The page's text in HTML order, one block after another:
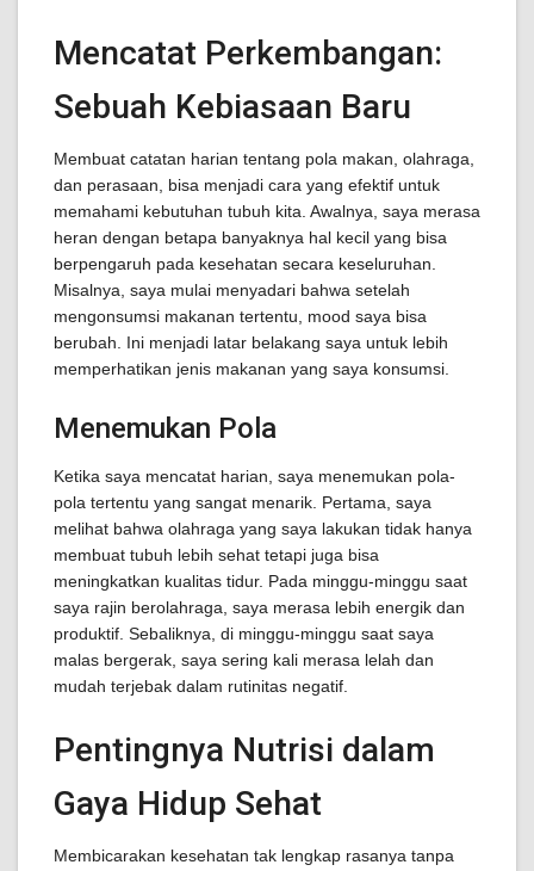
Mencatat Perkembangan:
Sebuah Kebiasaan Baru
Membuat catatan harian tentang pola makan, olahraga,
dan perasaan, bisa menjadi cara yang efektif untuk
memahami kebutuhan tubuh kita. Awalnya, saya merasa
heran dengan betapa banyaknya hal kecil yang bisa
berpengaruh pada kesehatan secara keseluruhan.
Misalnya, saya mulai menyadari bahwa setelah
mengonsumsi makanan tertentu, mood saya bisa
berubah. Ini menjadi latar belakang saya untuk lebih
memperhatikan jenis makanan yang saya konsumsi.
Menemukan Pola
Ketika saya mencatat harian, saya menemukan pola-
pola tertentu yang sangat menarik. Pertama, saya
melihat bahwa olahraga yang saya lakukan tidak hanya
membuat tubuh lebih sehat tetapi juga bisa
meningkatkan kualitas tidur. Pada minggu-minggu saat
saya rajin berolahraga, saya merasa lebih energik dan
produktif. Sebaliknya, di minggu-minggu saat saya
malas bergerak, saya sering kali merasa lelah dan
mudah terjebak dalam rutinitas negatif.
Pentingnya Nutrisi dalam
Gaya Hidup Sehat
Membicarakan kesehatan tak lengkap rasanya tanpa